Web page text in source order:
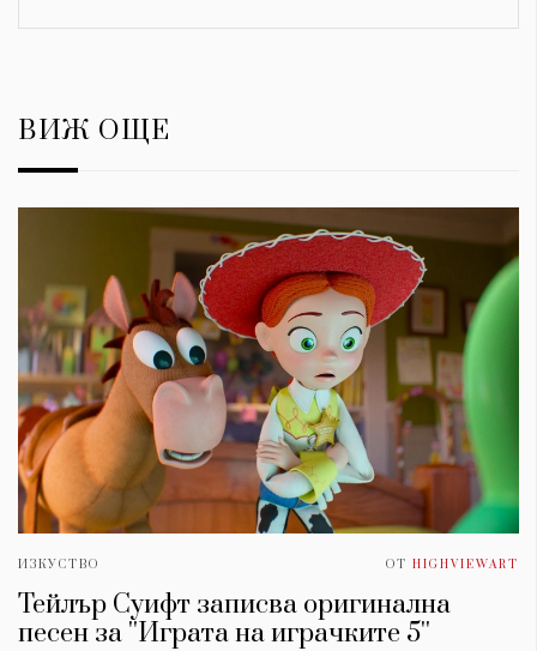
ВИЖ ОЩЕ
ИЗКУСТВО ОТ HIGHVIEWART
Тейлър Суифт записва оригинална
песен за ''Играта на играчките 5''